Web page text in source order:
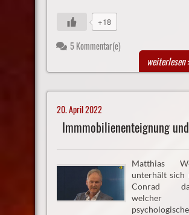
+18
5 Kommentar(e)
weiterlesen
20. April 2022
Matthias
unterhält sich
Conrad
welcher